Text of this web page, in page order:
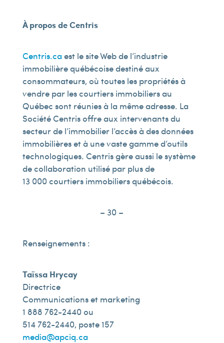
À propos de Centris
Centris.caest le site Web de l’industrie
immobilière québécoise destiné aux
consommateurs, où toutes les propriétés à
vendre par les courtiers immobiliers au
Québec sont réunies à la même adresse. La
Société Centris offre aux intervenants du
secteur de l’immobilier l’accès à des données
immobilières et à une vaste gamme d’outils
technologiques. Centris gère aussi le système
de collaboration utilisé par plus de
13 000 courtiers immobiliers québécois.
– 30 –
Renseignements :
Taïssa Hrycay
Directrice
Communications et marketing
1 888 762-2440 ou
514 762-2440, poste 157
media@apciq.ca